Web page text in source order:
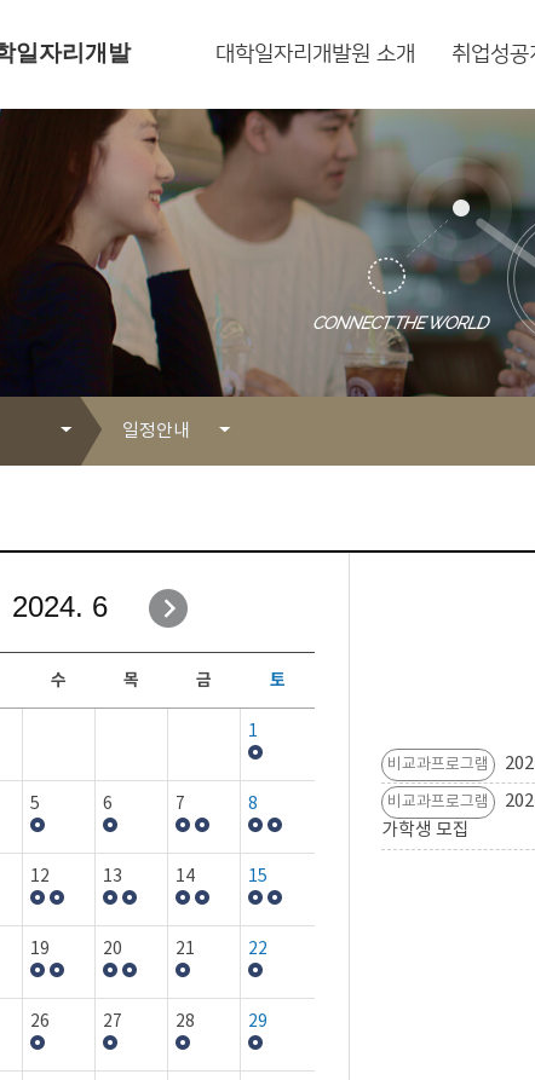
일자리개발
원
대학일자리개발원 소개 취업성공
터
단
일정안내
자유게시판
일정안내
보도자료
행사갤러리
2024. 6
수 목 금 토
1
5 6 7 8
12 13 14 15
19 20 21 22
26 27 28 29
비교과프로그램
비교과프로그램
가학생 모집